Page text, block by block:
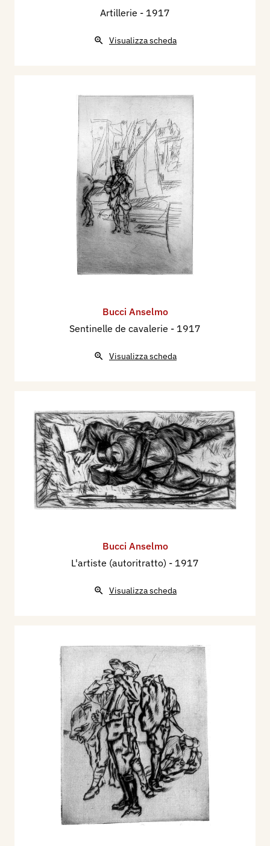
Artillerie - 1917
Visualizza scheda
Bucci Anselmo
Sentinelle de cavalerie - 1917
Visualizza scheda
Bucci Anselmo
L'artiste (autoritratto) - 1917
Visualizza scheda